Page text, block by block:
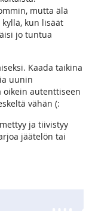
mutta älä
kun lisäät
jo tuntua
Kaada taikina
uunin
autenttiseen
vähän (:
ja tiivistyy
jäätelön tai